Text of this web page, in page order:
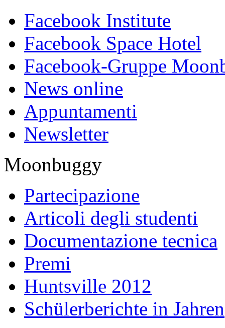
Facebook Institute
Facebook Space Hotel
Facebook-Gruppe
News online
Appuntamenti
Newsletter
Moonbuggy
Partecipazione
Articoli degli studenti
Documentazione tecnica
Premi
Huntsville 2012
Schülerberichte in Jahren